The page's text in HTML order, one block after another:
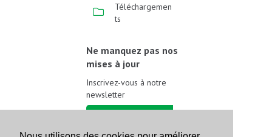
Téléchargemen
ts
Ne manquez pas nos
mises à jour
Inscrivez-vous à notre
newsletter